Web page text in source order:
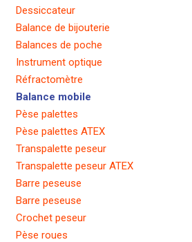
Dessiccateur
Balance de bijouterie
Balances de poche
Instrument optique
Réfractomètre
Balance mobile
Pèse palettes
Pèse palettes ATEX
Transpalette peseur
Transpalette peseur ATEX
Barre peseuse
Barre peseuse
Crochet peseur
Pèse roues